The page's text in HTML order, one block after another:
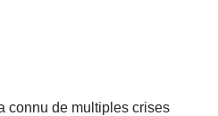
connu de multiples crises